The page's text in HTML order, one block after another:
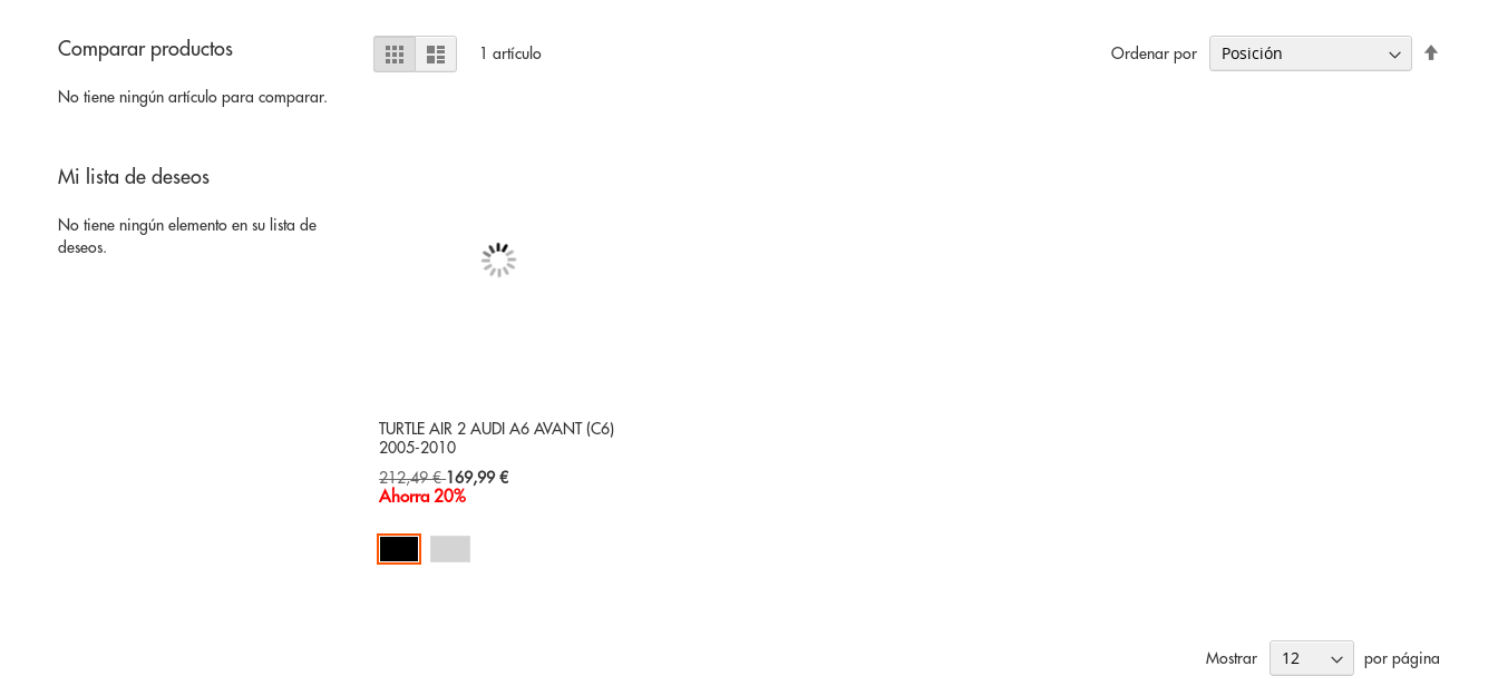
Ver
como
ParrillaLista 1 artículo Ordenar por
TURTLE AIR 2 AUDI A6 AVANT (C6)
2005-2010
212,49 € Special
Price
169,99 €
Ahorra 20%
Mostrar por página
Comparar productos
No tiene ningún artículo para comparar.
Mi lista de deseos
No tiene ningún elemento en su lista de
deseos.